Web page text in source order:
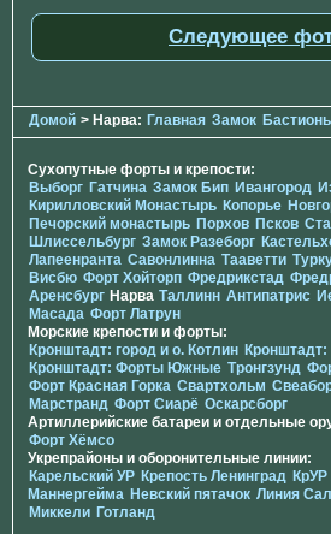
Следующее
Домой > Нарва: Главная Замок
Сухопутные форты и крепости:
Выборг Гатчина Замок Бип Ивангород
Кирилловский Монастырь Копорье
Печорcкий монастырь Порхов Псков
Шлиссельбург Замок Разеборг
Лапеенранта Савонлинна Тааветти
Висбю Форт Хойторп Фредрикстад
Аренсбург Нарва Таллинн Антипатрис
Масада Форт Латрун
Морские крепости и форты:
Кронштадт: город и о. Котлин
Кронштадт: Форты Южные Тронгзунд
Форт Красная Горка Свартхольм
Марстранд Форт Сиарё Оскарсборг
Артиллерийские батареи и отдельные
Форт Хёмсо
Укрепрайоны и оборонительные линии:
Карельский УР Крепость Ленинград КрУР
Маннергейма Невский пятачок Линия
Миккели Готланд